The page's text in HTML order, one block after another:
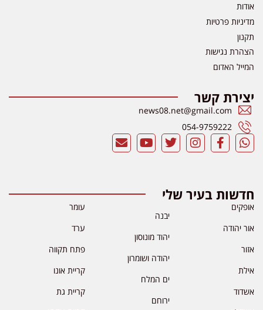
אודות
מדיניות פרטיות
תקנון
הצהרת נגישות
המייל האדום
יצירת קשר
news08.net@gmail.com
054-9759222
חדשות בעיר שלי
אופקים
אור יהודה
אזור
אילת
אשדוד
יבנה
יהוד מונוסון
יהודה ושומרון
ים המלח
ירוחם
עומר
ערד
פתח תקווה
קריית אונו
קריית גת